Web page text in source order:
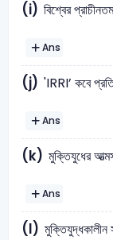
(i) বিশ্বের
Ans
(j) 'IRRI’ কবে
Ans
(k) মুক্তিযুধের
Ans
(l) মুক্তিযুদ্ধকালীন